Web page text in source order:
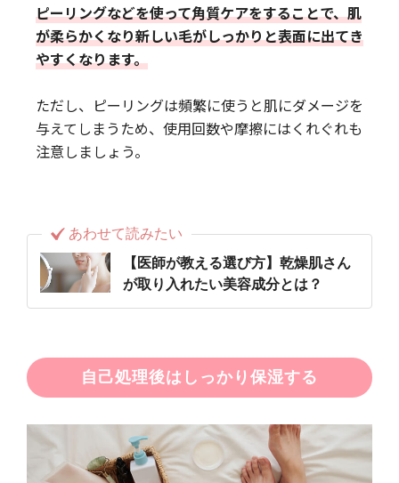
ピーリングなどを使って角質ケアをすることで、肌
が柔らかくなり新しい毛がしっかりと表面に出てき
やすくなります。
ただし、ピーリングは頻繁に使うと肌にダメージを
与えてしまうため、使用回数や摩擦にはくれぐれも
注意しましょう。
あわせて読みたい
【医師が教える選び方】乾燥肌さん
が取り入れたい美容成分とは？
自己処理後はしっかり保湿する